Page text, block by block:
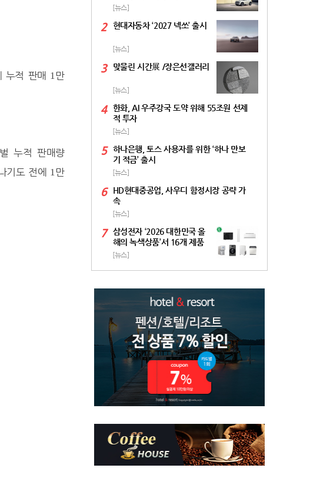
누적 판매 1만
누적 판매량
기도 전에 1만
[뉴스]
2 현대자동차 ‘2027 넥쏘’ 출시
[뉴스]
3 맞물린 시간展 /장은선갤러리
[뉴스]
4
한화, AI 우주강국 도약 위해 55조원 선제
적 투자
[뉴스]
5
하나은행, 토스 사용자를 위한 ‘하나 만보
기 적금’ 출시
[뉴스]
6
HD현대중공업, 사우디 함정시장 공략 가
속
[뉴스]
7
삼성전자 ‘2026 대한민국 올
해의 녹색상품’서 16개 제품
선정
[뉴스]